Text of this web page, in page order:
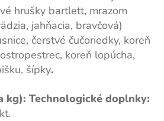
hrušky bartlett, mrazom
jahňacia, bravčová)
čerstvé čučoriedky, koreň
koreň lopúcha,
šípky.
kg): Technologické doplnky: